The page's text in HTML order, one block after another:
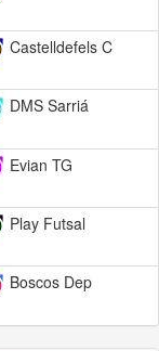
Castelldefels C
DMS Sarriá
Evian TG
Play Futsal
Boscos Dep